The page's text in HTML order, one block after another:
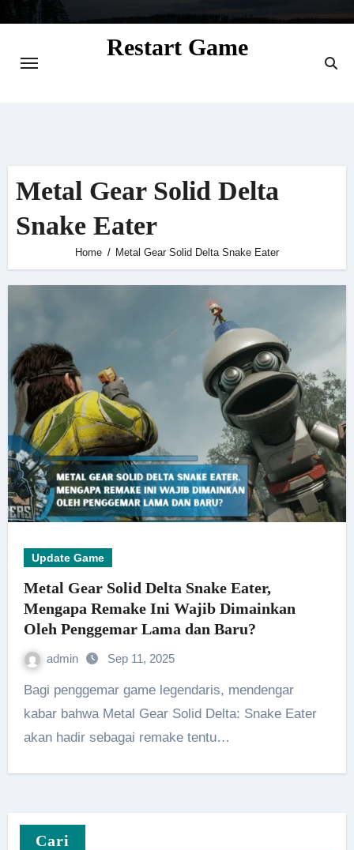
Restart Game
Metal Gear Solid Delta
Snake Eater
Home Metal Gear Solid Delta Snake Eater
Update Game
Metal Gear Solid Delta Snake Eater,
Mengapa Remake Ini Wajib Dimainkan
Oleh Penggemar Lama dan Baru?
admin Sep 11, 2025
Bagi penggemar game legendaris, mendengar
kabar bahwa Metal Gear Solid Delta: Snake Eater
akan hadir sebagai remake tentu…
Cari